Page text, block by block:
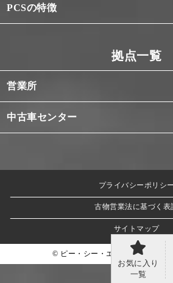
お気に入り
一覧
PCSの特徴
営業所
中古車センター
プライバシーポリシー
古物営業法に基づく表
サイトマップ
© ピー・シー・エス株式会社 All